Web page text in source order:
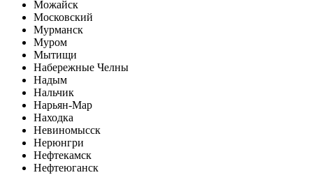
Можайск
Московский
Мурманск
Муром
Мытищи
Набережные Челны
Надым
Нальчик
Нарьян-Мар
Находка
Невиномысск
Нерюнгри
Нефтекамск
Нефтеюганск